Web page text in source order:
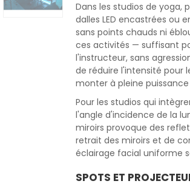
Dans les studios de yoga,
dalles LED encastrées ou
sans points chauds ni
ces activités — suffisant
l'instructeur, sans
de réduire l'intensité pour
monter à pleine
Pour les studios qui
l'angle d'incidence de la
miroirs provoque des
retrait des miroirs et de
éclairage facial uniforme
SPOTS ET